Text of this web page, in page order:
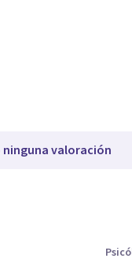
valoración